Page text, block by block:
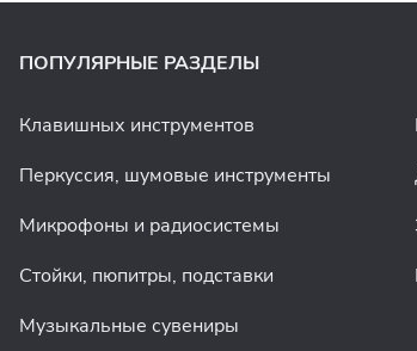
ПОПУЛЯРНЫЕ РАЗДЕЛЫ
Клавишных инструментов
Перкуссия, шумовые инструменты
Микрофоны и радиосистемы
Стойки, пюпитры, подставки
Музыкальные сувениры